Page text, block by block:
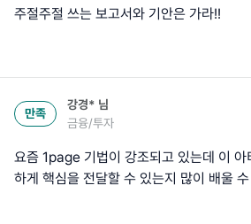
주절주절 쓰는 보고서와 기안은 가라!!
만족
강경* 님
금융/투자
요즘 1page 기법이 강조되고 있는데 이
하게 핵심을 전달할 수 있는지 많이 배울